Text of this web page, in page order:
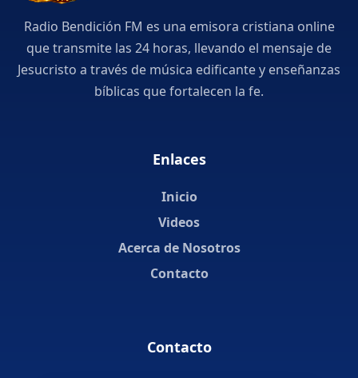
Radio Bendición FM es una emisora cristiana online
que transmite las 24 horas, llevando el mensaje de
Jesucristo a través de música edificante y enseñanzas
bíblicas que fortalecen la fe.
Enlaces
Inicio
Videos
Acerca de Nosotros
Contacto
Contacto